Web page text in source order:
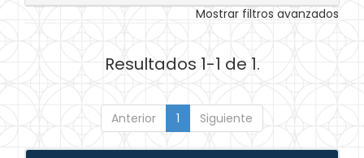
Mostrar filtros avanzados
Resultados 1-1 de 1.
Anterior 1 Siguiente